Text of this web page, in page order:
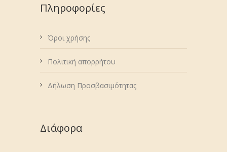
Πληροφορίες
Όροι χρήσης
Πολιτική απορρήτου
Δήλωση Προσβασιμότητας
Διάφορα